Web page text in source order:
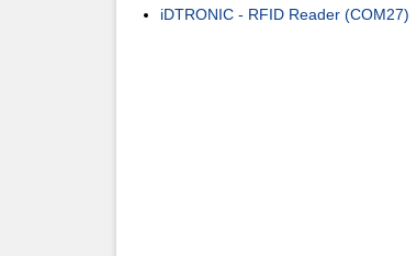
iDTRONIC - RFID Reader (COM27)